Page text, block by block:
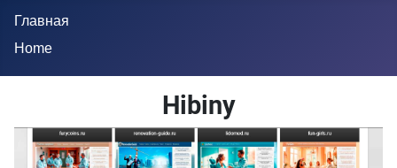
Главная
Home
Hibiny